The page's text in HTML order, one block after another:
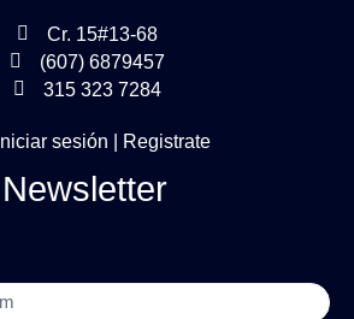
Cr. 15#13-68
(607) 6879457
315 323 7284
Iniciar sesión | Registrate
Newsletter